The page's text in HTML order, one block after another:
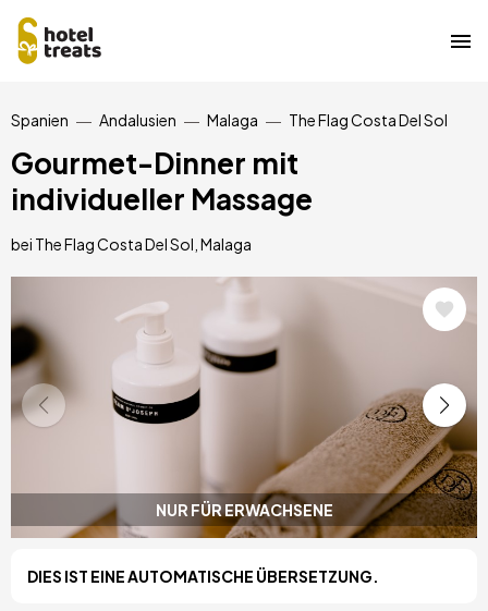
zum
Inhalt
Spanien Andalusien Malaga The Flag Costa Del Sol
Gourmet-Dinner mit
individueller Massage
bei The Flag Costa Del Sol, Malaga
Bild
NUR FÜR ERWACHSENE
DIES IST EINE AUTOMATISCHE ÜBERSETZUNG.